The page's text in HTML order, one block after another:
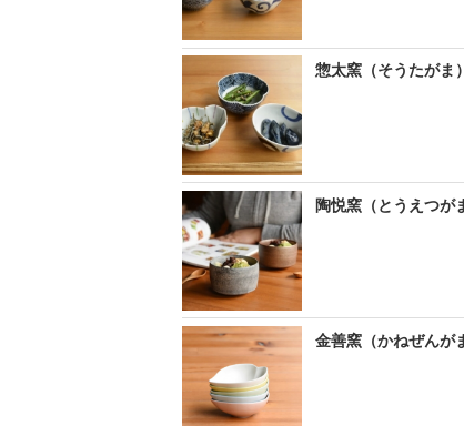
惣太窯（そうたがま
陶悦窯（とうえつが
金善窯（かねぜんが